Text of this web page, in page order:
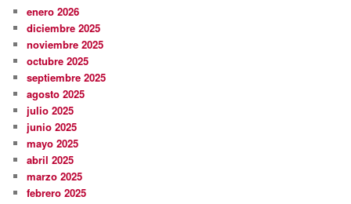
enero 2026
diciembre 2025
noviembre 2025
octubre 2025
septiembre 2025
agosto 2025
julio 2025
junio 2025
mayo 2025
abril 2025
marzo 2025
febrero 2025